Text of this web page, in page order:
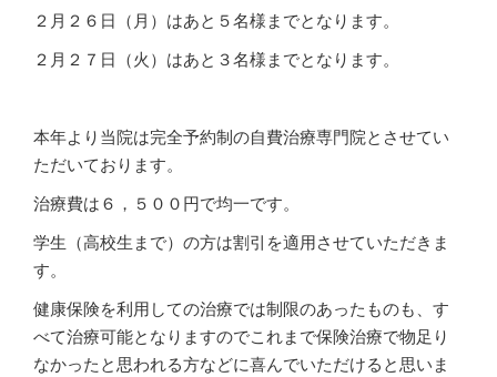
２月２６日（月）はあと５名様までとなります。
２月２７日（火）はあと３名様までとなります。
本年より当院は完全予約制の自費治療専門院とさせてい
ただいております。
治療費は６，５００円で均一です。
学生（高校生まで）の方は割引を適用させていただきま
す。
健康保険を利用しての治療では制限のあったものも、す
べて治療可能となりますのでこれまで保険治療で物足り
なかったと思われる方などに喜んでいただけると思いま